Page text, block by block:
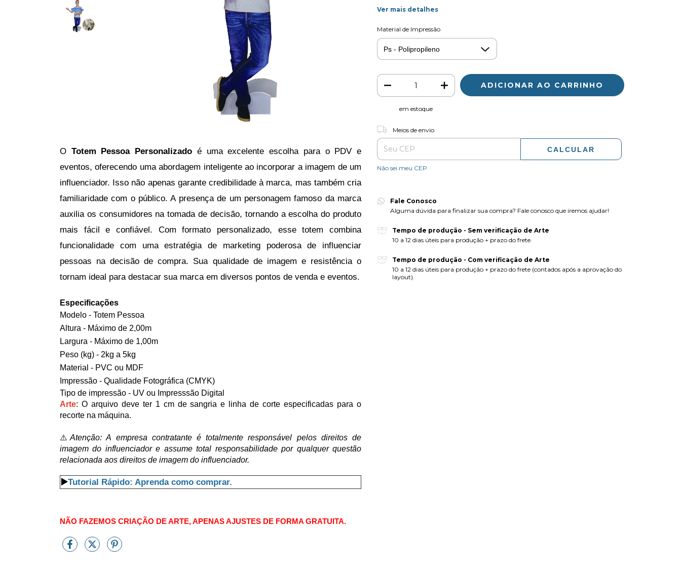
O Totem Pessoa Personalizado é uma excelente escolha para o PDV e
eventos, oferecendo uma abordagem inteligente ao incorporar a imagem de um
influenciador. Isso não apenas garante credibilidade à marca, mas também cria
familiaridade com o público. A presença de um personagem famoso da marca
auxilia os consumidores na tomada de decisão, tornando a escolha do produto
mais fácil e confiável. Com formato personalizado, esse totem combina
funcionalidade com uma estratégia de marketing poderosa de influenciar
pessoas na decisão de compra. Sua qualidade de imagem e resistência o
tornam ideal para destacar sua marca em diversos pontos de venda e eventos.
Especificações
Modelo - Totem Pessoa
Altura - Máximo de 2,00m
Largura - Máximo de 1,00m
Peso (kg) - 2kg a 5kg
Material - PVC ou MDF
Impressão - Qualidade Fotográfica (CMYK)
Tipo de impressão - UV ou Impresssão Digital
Arte: O arquivo deve ter 1 cm de sangria e linha de corte especificadas para o
recorte na máquina.
⚠️Atenção: A empresa contratante é totalmente responsável pelos direitos de
imagem do influenciador e assume total responsabilidade por qualquer questão
relacionada aos direitos de imagem do influenciador.
▶️Tutorial Rápido: Aprenda como comprar.
NÃO FAZEMOS CRIAÇÃO DE ARTE, APENAS AJUSTES DE FORMA GRATUITA.
Ver mais detalhes
Material de Impressão
em estoque
Entregas para o CEP:
Meios de envio
CALCULAR
Não sei meu CEP
Fale Conosco
Alguma dúvida para finalizar sua compra? Fale conosco que iremos ajudar!
Tempo de produção - Sem verificação de Arte
10 a 12 dias úteis para produção + prazo do frete.
Tempo de produção - Com verificação de Arte
10 a 12 dias úteis para produção + prazo do frete (contados após a aprovação do
layout).